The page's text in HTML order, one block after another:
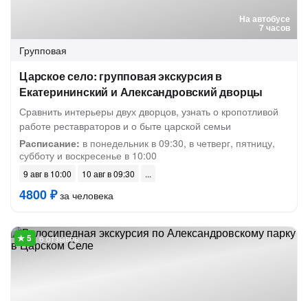
На автобусе
7 часов
Групповая
Царское село: групповая экскурсия в
Екатерининский и Александровский дворцы
Сравнить интерьеры двух дворцов, узнать о кропотливой
работе реставраторов и о быте царской семьи
Расписание: в понедельник в 09:30, в четверг, пятницу,
субботу и воскресенье в 10:00
9 авг в 10:00 10 авг в 09:30
4800 ₽за человека
6 отзывов